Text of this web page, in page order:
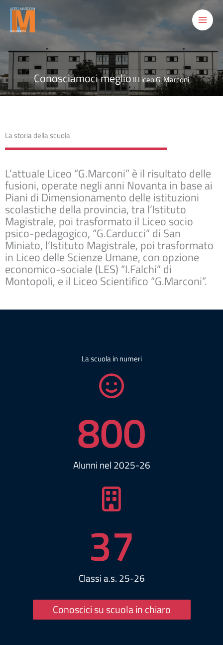
contenuto
Conosciamoci meglio Il Liceo G. Marconi
La storia della scuola
L’attuale Liceo “G.Marconi” è il risultato delle
fusioni, operate negli anni Novanta in base ai
Piani di Dimensionamento delle istituzioni
scolastiche della provincia, tra l’Istituto
Magistrale, poi trasformato il Liceo socio
psico-pedagogico, “G.Carducci” di San
Miniato, l’Istituto Magistrale, poi trasformato
in Liceo delle Scienze Umane, con opzione
economico-sociale (LES) “I.Falchi” di
Montopoli, e il Liceo Scientifico “G.Marconi”.
La scuola in numeri
Alunni nel 2025-26
800
Classi a.s. 25-26
37
Conoscici su scuola in chiaro